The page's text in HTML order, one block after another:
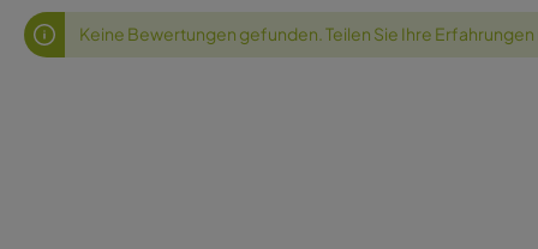
Keine Bewertungen gefunden. Teilen Sie Ihre